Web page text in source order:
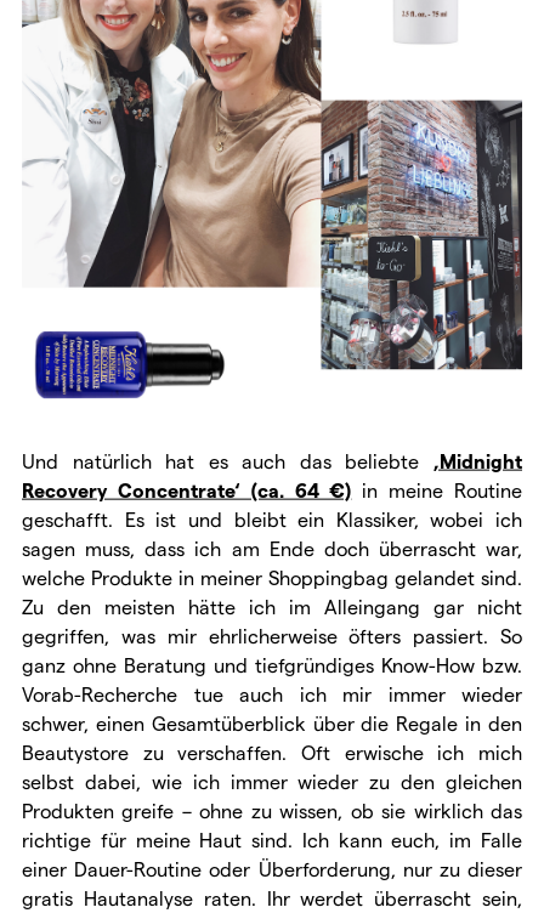
Und natürlich hat es auch das beliebte ‚Midnight
Recovery Concentrate‘ (ca. 64 €) in meine Routine
geschafft. Es ist und bleibt ein Klassiker, wobei ich
sagen muss, dass ich am Ende doch überrascht war,
welche Produkte in meiner Shoppingbag gelandet sind.
Zu den meisten hätte ich im Alleingang gar nicht
gegriffen, was mir ehrlicherweise öfters passiert. So
ganz ohne Beratung und tiefgründiges Know-How bzw.
Vorab-Recherche tue auch ich mir immer wieder
schwer, einen Gesamtüberblick über die Regale in den
Beautystore zu verschaffen. Oft erwische ich mich
selbst dabei, wie ich immer wieder zu den gleichen
Produkten greife – ohne zu wissen, ob sie wirklich das
richtige für meine Haut sind. Ich kann euch, im Falle
einer Dauer-Routine oder Überforderung, nur zu dieser
gratis Hautanalyse raten. Ihr werdet überrascht sein,